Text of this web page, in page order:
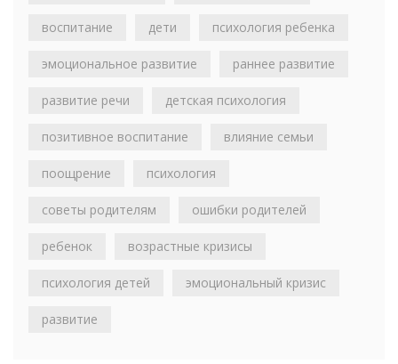
воспитание дети психология ребенка
эмоциональное развитие раннее развитие
развитие речи детская психология
позитивное воспитание влияние семьи
поощрение психология
советы родителям ошибки родителей
ребенок возрастные кризисы
психология детей эмоциональный кризис
развитие